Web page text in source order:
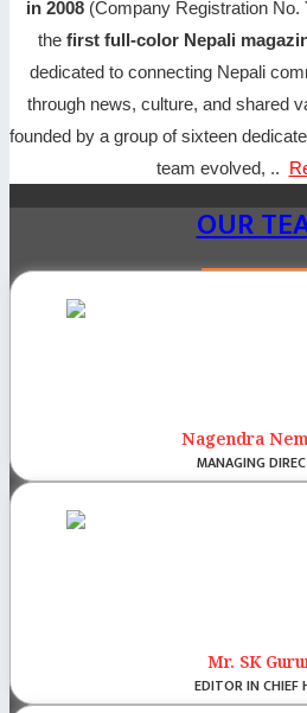
in 2008 (Company Registration No.
the first full-color Nepali
dedicated to connecting Nepali
through news, culture, and shared
founded by a group of sixteen
team evolved, ..
OUR
Nagendra
MANAGING
Mr. SK
EDITOR IN CHIEF